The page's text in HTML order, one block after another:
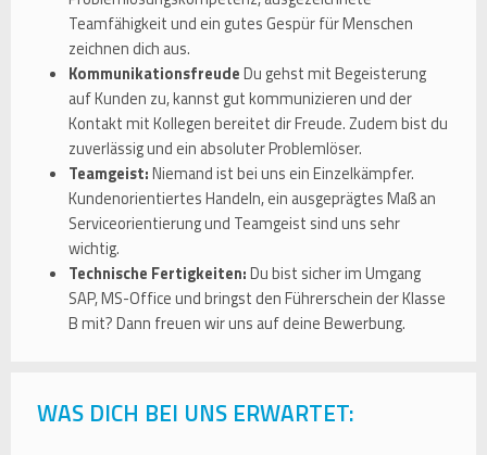
Teamfähigkeit und ein gutes Gespür für Menschen
zeichnen dich aus.
KommunikationsfreudeDu gehst mit Begeisterung
auf Kunden zu, kannst gut kommunizieren und der
Kontakt mit Kollegen bereitet dir Freude. Zudem bist du
zuverlässig und ein absoluter Problemlöser.
Teamgeist:Niemand ist bei uns ein Einzelkämpfer.
Kundenorientiertes Handeln, ein ausgeprägtes Maß an
Serviceorientierung und Teamgeist sind uns sehr
wichtig.
Technische Fertigkeiten:Du bist sicher im Umgang
SAP, MS-Office und bringst den Führerschein der Klasse
B mit? Dann freuen wir uns auf deine Bewerbung.
WAS DICH BEI UNS ERWARTET: